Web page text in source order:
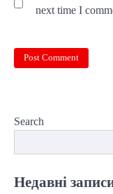
next time I
Search
Недавні